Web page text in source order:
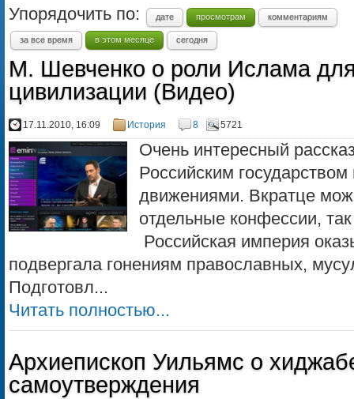
Упорядочить по: дате просмотрам комментариям
за все время в этом месяце сегодня
М. Шевченко о роли Ислама
цивилизации (Видео)
17.11.2010, 16:09 История 8 5721
Очень интересный
Российским
движениями. Вкратце
отдельные конфессии,
Российская империя
подвергала гонениям православных,
Подготовл...
Читать полностью...
Архиепископ Уильямс о
самоутверждения